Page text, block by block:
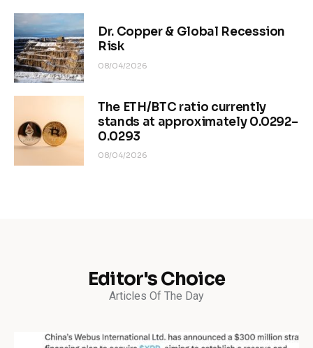
Dr. Copper & Global Recession
Risk
08/04/2026
The ETH/BTC ratio currently
stands at approximately 0.0292–
0.0293
08/04/2026
Editor's Choice
Articles Of The Day